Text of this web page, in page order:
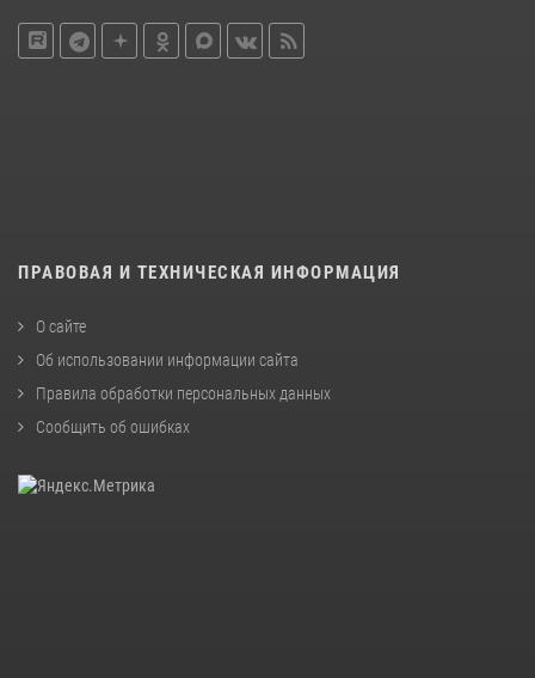
ПРАВОВАЯ И ТЕХНИЧЕСКАЯ ИНФОРМАЦИЯ
О сайте
Об использовании информации сайта
Правила обработки персональных данных
Сообщить об ошибках